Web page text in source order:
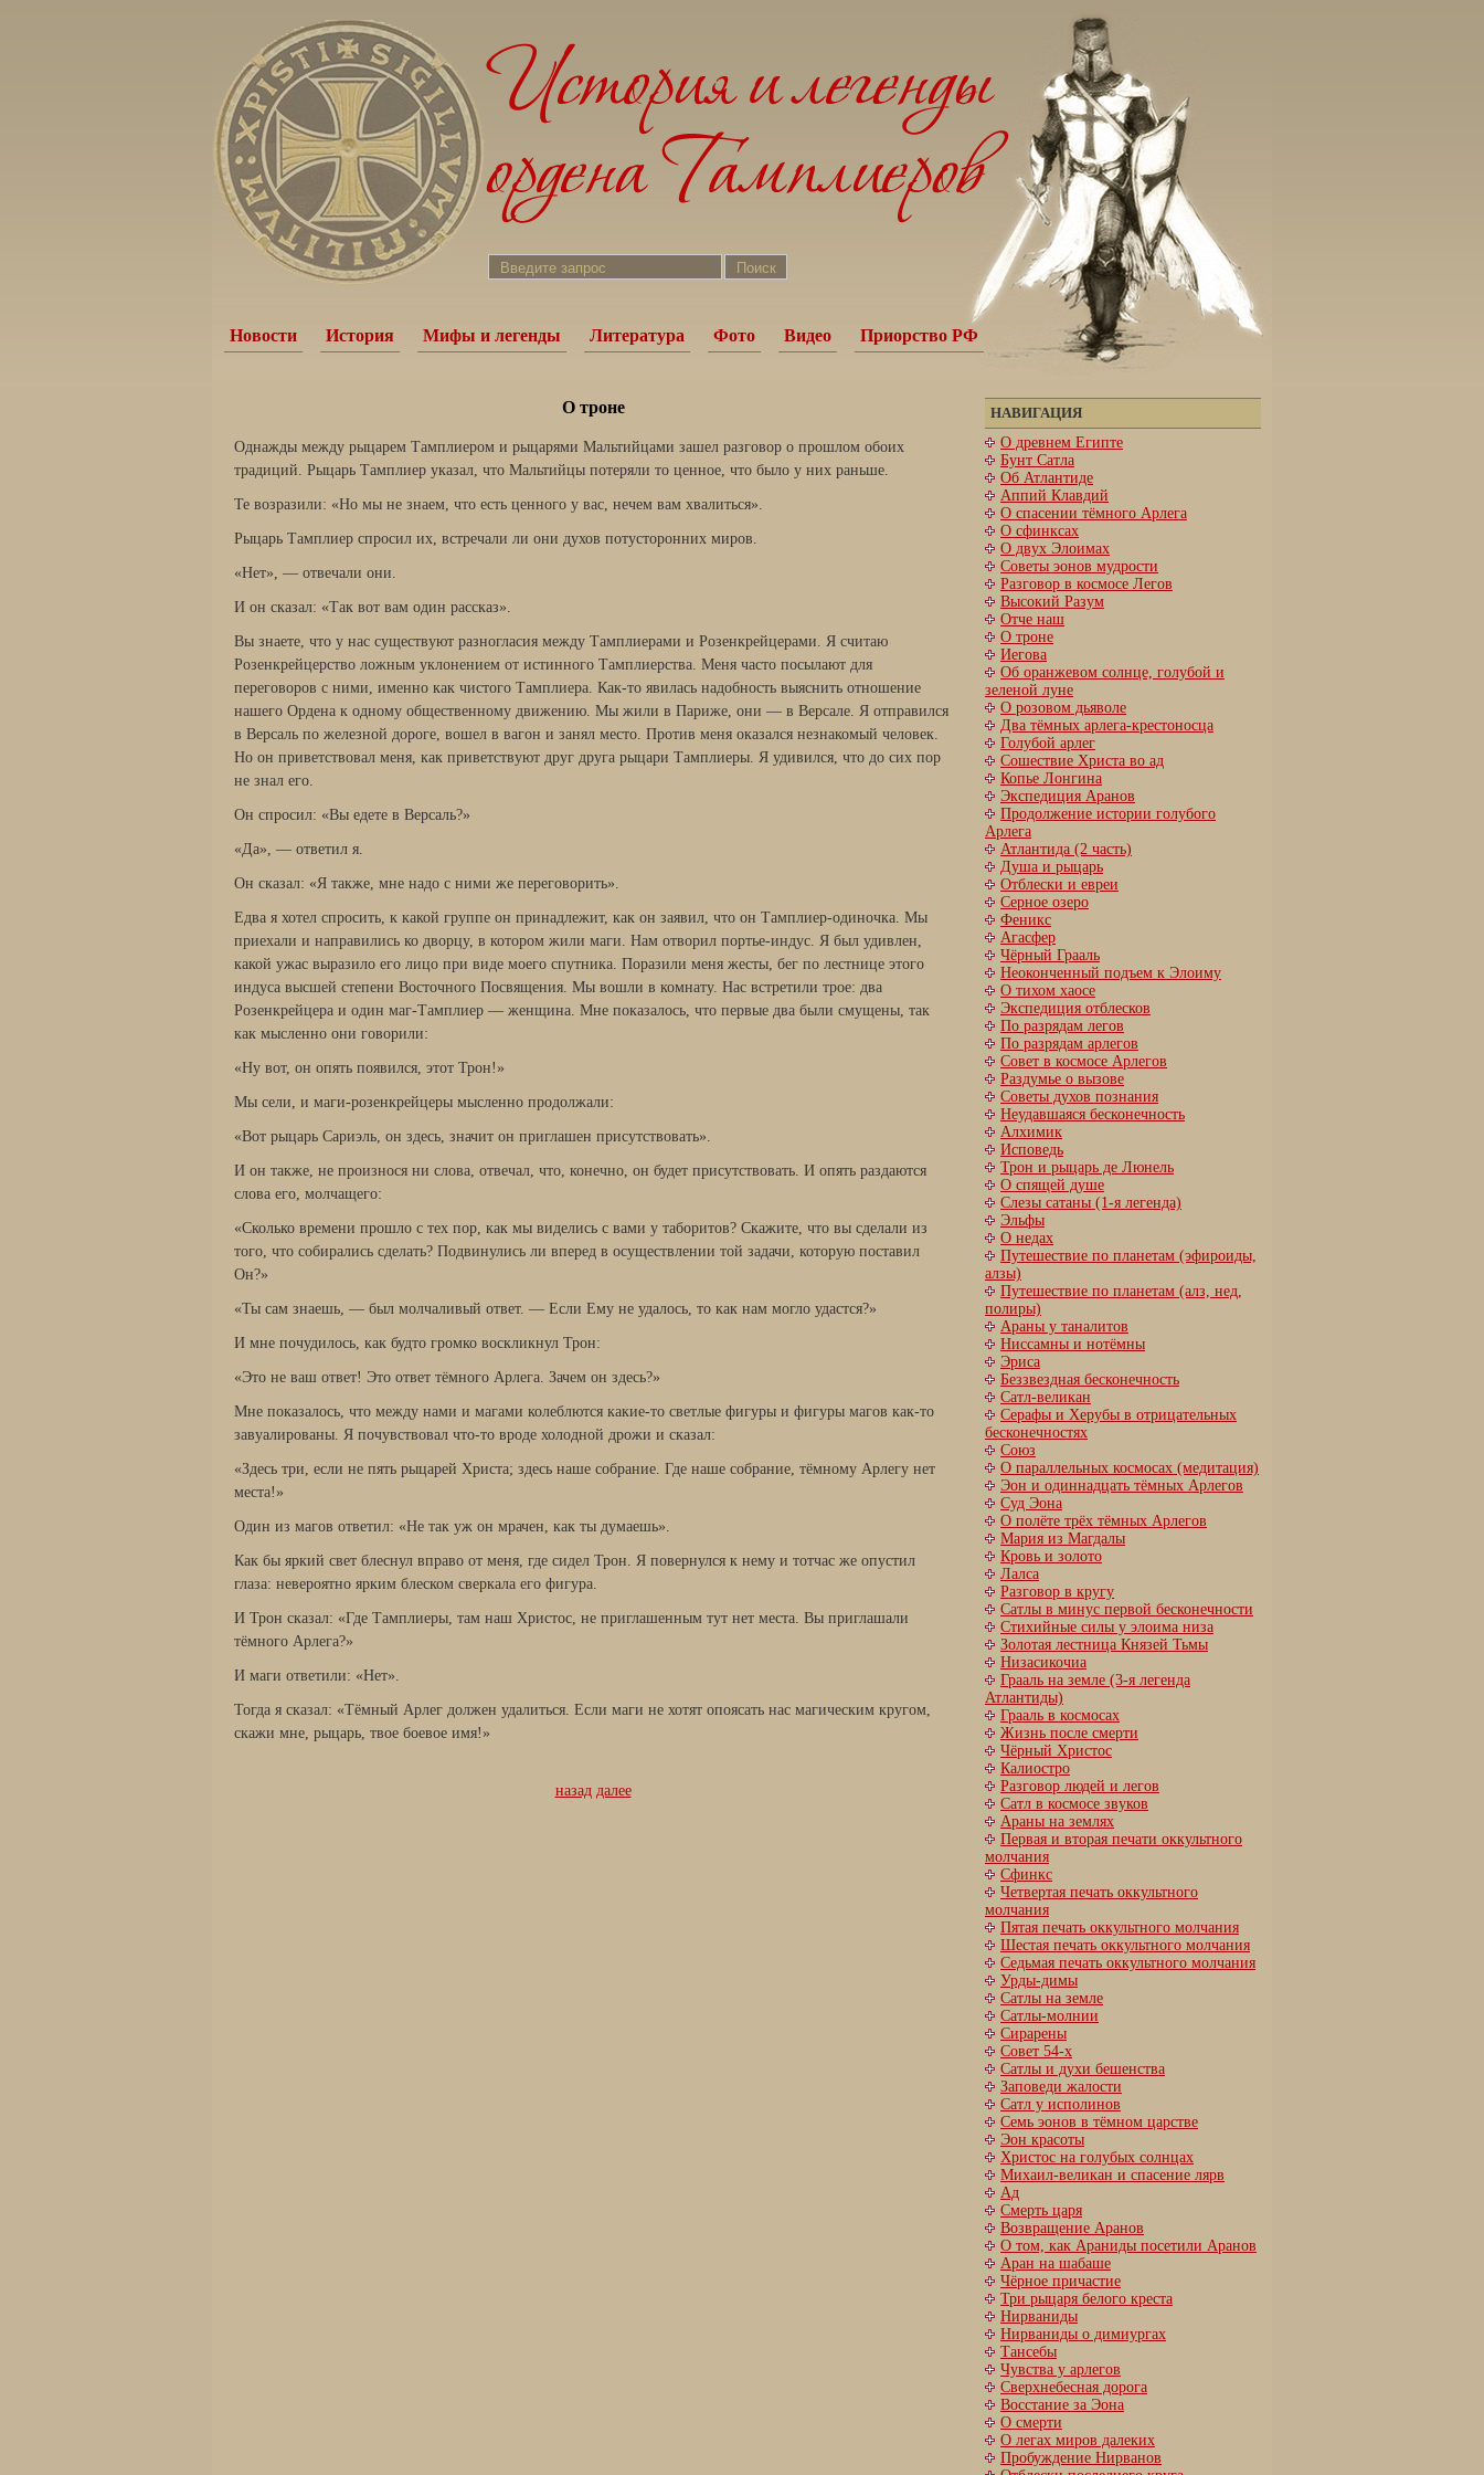
Новости История Мифы и легенды Литература Фото Видео Приорство РФ
О троне
Однажды между рыцарем Тамплиером и рыцарями Мальтийцами зашел разговор о прошлом обоих
традиций. Рыцарь Тамплиер указал, что Мальтийцы потеряли то ценное, что было у них раньше.
Те возразили: «Но мы не знаем, что есть ценного у вас, нечем вам хвалиться».
Рыцарь Тамплиер спросил их, встречали ли они духов потусторонних миров.
«Нет», — отвечали они.
И он сказал: «Так вот вам один рассказ».
Вы знаете, что у нас существуют разногласия между Тамплиерами и Розенкрейцерами. Я считаю
Розенкрейцерство ложным уклонением от истинного Тамплиерства. Меня часто посылают для
переговоров с ними, именно как чистого Тамплиера. Как-то явилась надобность выяснить отношение
нашего Ордена к одному общественному движению. Мы жили в Париже, они — в Версале. Я отправился
в Версаль по железной дороге, вошел в вагон и занял место. Против меня оказался незнакомый человек.
Но он приветствовал меня, как приветствуют друг друга рыцари Тамплиеры. Я удивился, что до сих пор
не знал его.
Он спросил: «Вы едете в Версаль?»
«Да», — ответил я.
Он сказал: «Я также, мне надо с ними же переговорить».
Едва я хотел спросить, к какой группе он принадлежит, как он заявил, что он Тамплиер-одиночка. Мы
приехали и направились ко дворцу, в котором жили маги. Нам отворил портье-индус. Я был удивлен,
какой ужас выразило его лицо при виде моего спутника. Поразили меня жесты, бег по лестнице этого
индуса высшей степени Восточного Посвящения. Мы вошли в комнату. Нас встретили трое: два
Розенкрейцера и один маг-Тамплиер — женщина. Мне показалось, что первые два были смущены, так
как мысленно они говорили:
«Ну вот, он опять появился, этот Трон!»
Мы сели, и маги-розенкрейцеры мысленно продолжали:
«Вот рыцарь Сариэль, он здесь, значит он приглашен присутствовать».
И он также, не произнося ни слова, отвечал, что, конечно, он будет присутствовать. И опять раздаются
слова его, молчащего:
«Сколько времени прошло с тех пор, как мы виделись с вами у таборитов? Скажите, что вы сделали из
того, что собирались сделать? Подвинулись ли вперед в осуществлении той задачи, которую поставил
Он?»
«Ты сам знаешь, — был молчаливый ответ. — Если Ему не удалось, то как нам могло удастся?»
И мне почудилось, как будто громко воскликнул Трон:
«Это не ваш ответ! Это ответ тёмного Арлега. Зачем он здесь?»
Мне показалось, что между нами и магами колеблются какие-то светлые фигуры и фигуры магов как-то
завуалированы. Я почувствовал что-то вроде холодной дрожи и сказал:
«Здесь три, если не пять рыцарей Христа; здесь наше собрание. Где наше собрание, тёмному Арлегу нет
места!»
Один из магов ответил: «Не так уж он мрачен, как ты думаешь».
Как бы яркий свет блеснул вправо от меня, где сидел Трон. Я повернулся к нему и тотчас же опустил
глаза: невероятно ярким блеском сверкала его фигура.
И Трон сказал: «Где Тамплиеры, там наш Христос, не приглашенным тут нет места. Вы приглашали
тёмного Арлега?»
И маги ответили: «Нет».
Тогда я сказал: «Тёмный Арлег должен удалиться. Если маги не хотят опоясать нас магическим кругом,
скажи мне, рыцарь, твое боевое имя!»
назад далее
НАВИГАЦИЯ
О древнем Египте
Бунт Сатла
Об Атлантиде
Аппий Клавдий
О спасении тёмного Арлега
О сфинксах
О двух Элоимах
Советы эонов мудрости
Разговор в космосе Легов
Высокий Разум
Отче наш
О троне
Иегова
Об оранжевом солнце, голубой и
зеленой луне
О розовом дьяволе
Два тёмных арлега-крестоносца
Голубой арлег
Сошествие Христа во ад
Копье Лонгина
Экспедиция Аранов
Продолжение истории голубого
Арлега
Атлантида (2 часть)
Душа и рыцарь
Отблески и евреи
Серное озеро
Феникс
Агасфер
Чёрный Грааль
Неоконченный подъем к Элоиму
О тихом хаосе
Экспедиция отблесков
По разрядам легов
По разрядам арлегов
Совет в космосе Арлегов
Раздумье о вызове
Советы духов познания
Неудавшаяся бесконечность
Алхимик
Исповедь
Трон и рыцарь де Люнель
О спящей душе
Слезы сатаны (1-я легенда)
Эльфы
О недах
Путешествие по планетам (эфироиды,
алзы)
Путешествие по планетам (алз, нед,
полиры)
Араны у таналитов
Ниссамны и нотёмны
Эриса
Беззвездная бесконечность
Сатл-великан
Серафы и Херубы в отрицательных
бесконечностях
Союз
О параллельных космосах (медитация)
Эон и одиннадцать тёмных Арлегов
Суд Эона
О полёте трёх тёмных Арлегов
Мария из Магдалы
Кровь и золото
Лалса
Разговор в кругу
Сатлы в минус первой бесконечности
Стихийные силы у элоима низа
Золотая лестница Князей Тьмы
Низасикочиа
Грааль на земле (3-я легенда
Атлантиды)
Грааль в космосах
Жизнь после смерти
Чёрный Христос
Калиостро
Разговор людей и легов
Сатл в космосе звуков
Араны на землях
Первая и вторая печати оккультного
молчания
Сфинкс
Четвертая печать оккультного
молчания
Пятая печать оккультного молчания
Шестая печать оккультного молчания
Cедьмая печать оккультного молчания
Урды-димы
Сатлы на земле
Сатлы-молнии
Сирарены
Совет 54-х
Сатлы и духи бешенства
Заповеди жалости
Сатл у исполинов
Семь эонов в тёмном царстве
Эон красоты
Христос на голубых солнцах
Михаил-великан и спасение лярв
Ад
Смерть царя
Возвращение Аранов
О том, как Араниды посетили Аранов
Аран на шабаше
Чёрное причастие
Три рыцаря белого креста
Нирваниды
Нирваниды о димиургах
Тансебы
Чувства у арлегов
Сверхнебесная дорога
Восстание за Эона
О смерти
О легах миров далеких
Пробуждение Нирванов